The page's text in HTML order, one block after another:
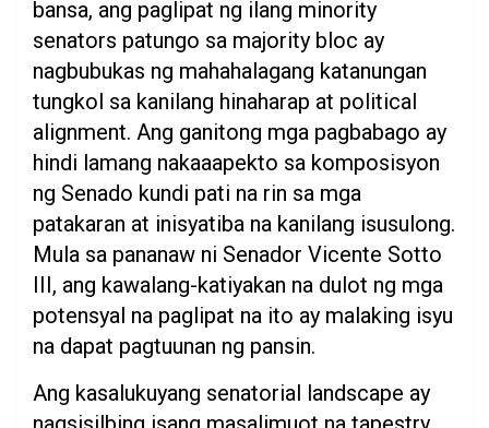
bansa, ang paglipat ng ilang minority
senators patungo sa majority bloc ay
nagbubukas ng mahahalagang katanungan
tungkol sa kanilang hinaharap at political
alignment. Ang ganitong mga pagbabago ay
hindi lamang nakaaapekto sa komposisyon
ng Senado kundi pati na rin sa mga
patakaran at inisyatiba na kanilang isusulong.
Mula sa pananaw ni Senador Vicente Sotto
III, ang kawalang-katiyakan na dulot ng mga
potensyal na paglipat na ito ay malaking isyu
na dapat pagtuunan ng pansin.
Ang kasalukuyang senatorial landscape ay